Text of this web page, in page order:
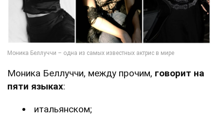
Моника Беллуччи, между прочим, говорит на
пяти языках:
итальянском;